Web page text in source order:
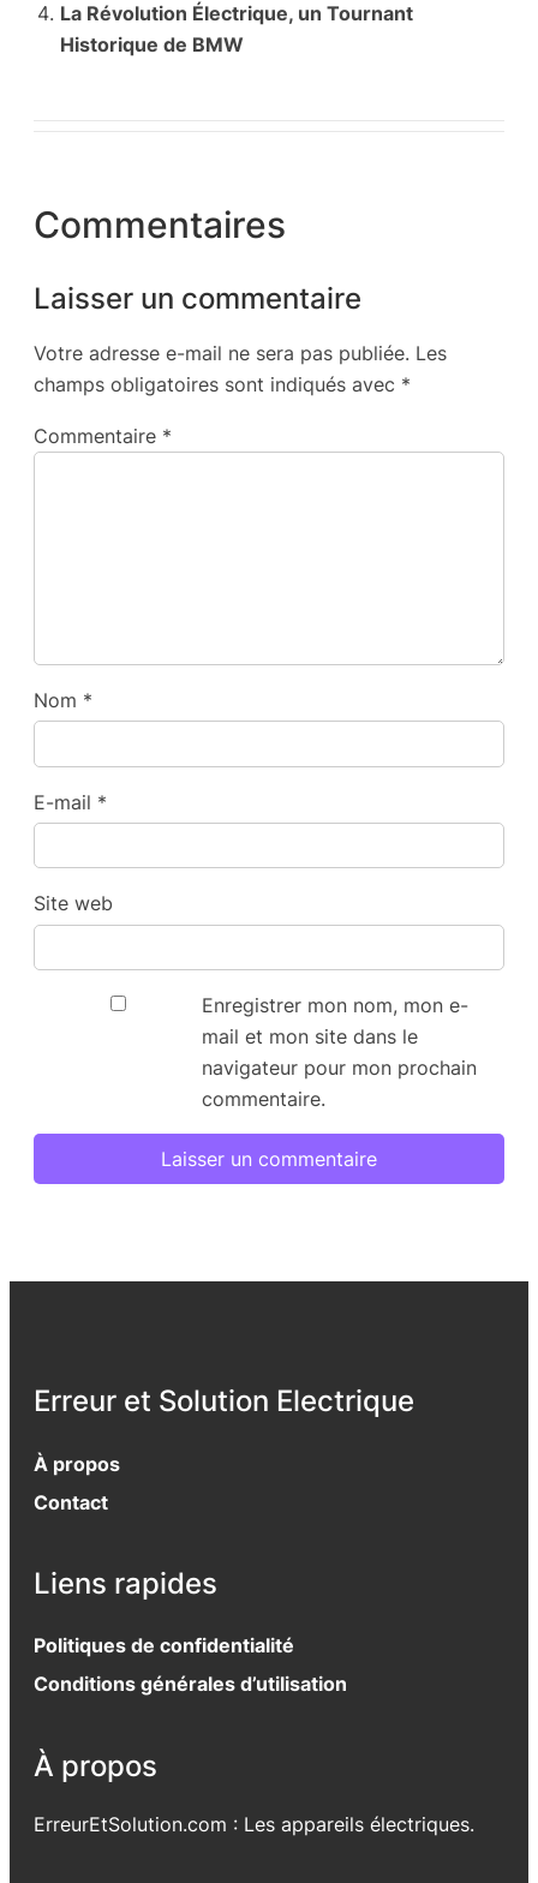
La Révolution Électrique, un Tournant
Historique de BMW
Commentaires
Laisser un commentaire
Votre adresse e-mail ne sera pas publiée. Les
champs obligatoires sont indiqués avec *
Commentaire *
Nom *
E-mail *
Site web
Enregistrer mon nom, mon e-
mail et mon site dans le
navigateur pour mon prochain
commentaire.
Erreur et Solution Electrique
À propos
Contact
Liens rapides
Politiques de confidentialité
Conditions générales d’utilisation
À propos
ErreurEtSolution.com : Les appareils électriques.